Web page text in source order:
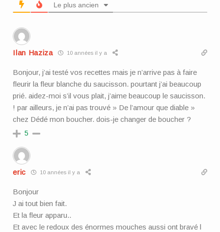
Le plus ancien
Ilan Haziza 10 années il y a
Bonjour, j’ai testé vos recettes mais je n’arrive pas à faire
fleurir la fleur blanche du saucisson. pourtant j’ai beaucoup
prié. aidez-moi s’il vous plait, j’aime beaucoup le saucisson.
! par ailleurs, je n’ai pas trouvé » De l’amour que diable »
chez Dédé mon boucher. dois-je changer de boucher ?
5
eric 10 années il y a
Bonjour
J ai tout bien fait.
Et la fleur apparu..
Et avec le redoux des énormes mouches aussi ont bravé l